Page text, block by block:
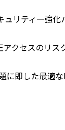
リティー強
クセスのリス
即した最適